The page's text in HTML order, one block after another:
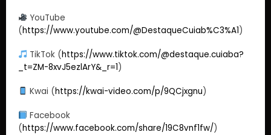
YouTube
(https://www.youtube.com/@DestaqueCuiab%C3%A1)
TikTok (https://www.tiktok.com/@destaque.cuiaba?
_t=ZM-8xvJ5ezlArY&_r=1)
Kwai (https://kwai-video.com/p/9QCjxgnu)
Facebook
(https://www.facebook.com/share/19C8vnf1fw/)